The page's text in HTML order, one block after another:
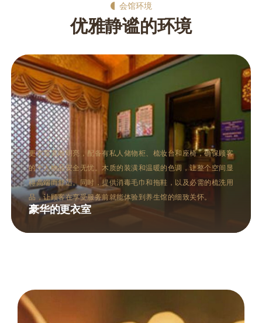
会馆环境
优雅静谧的环境
桑拿区通常包括干蒸和湿蒸两种桑拿房，设计现代而不失格调。
干蒸房以柔和的灯光和加热的石板为特色，让人在高温中体验深
层的出汗与放松。湿蒸房则通过蒸汽的温润，帮助打开毛孔，促
进血液循环。两种桑拿方式均有助于排毒养颜，满足不同顾客的
多功能的桑拿区